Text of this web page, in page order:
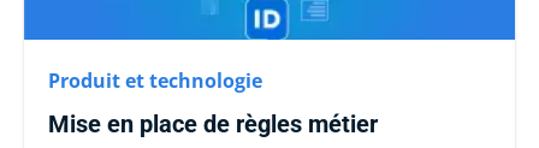
Produit et technologie
Mise en place de règles métier